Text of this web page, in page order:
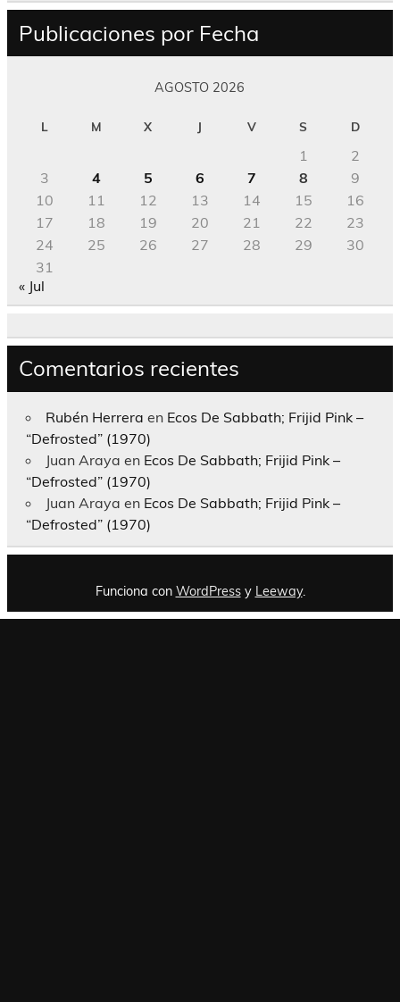
Publicaciones por Fecha
AGOSTO 2026
L M X J V S D
1
2
3
4 5 6 7 8
9
10
11 12 13 14 15
16
17
18 19 20 21 22
23
24
25 26 27 28 29
30
31
« Jul
Comentarios recientes
Rubén Herrera en Ecos De Sabbath; Frijid Pink –
“Defrosted” (1970)
Juan Araya en Ecos De Sabbath; Frijid Pink –
“Defrosted” (1970)
Juan Araya en Ecos De Sabbath; Frijid Pink –
“Defrosted” (1970)
Funciona con WordPressy Leeway.